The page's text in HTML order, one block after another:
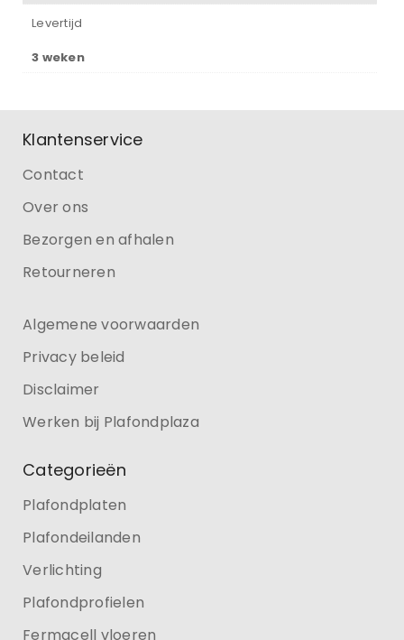
Levertijd
3 weken
Klantenservice
Contact
Over ons
Bezorgen en afhalen
Retourneren
Algemene voorwaarden
Privacy beleid
Disclaimer
Werken bij Plafondplaza
Categorieën
Plafondplaten
Plafondeilanden
Verlichting
Plafondprofielen
Fermacell vloeren